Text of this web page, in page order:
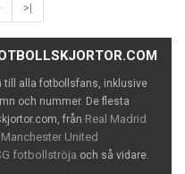
>|
till alla fotbollsfans, inklusive
och nummer. De flesta
från Real Madrid
Manchester United
fotbollströja och så vidare.